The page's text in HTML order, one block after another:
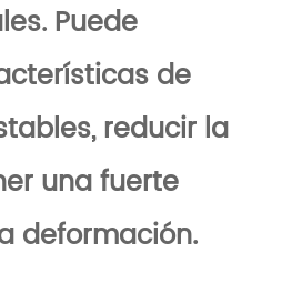
Puede
de
reducir la
una fuerte
deformación.